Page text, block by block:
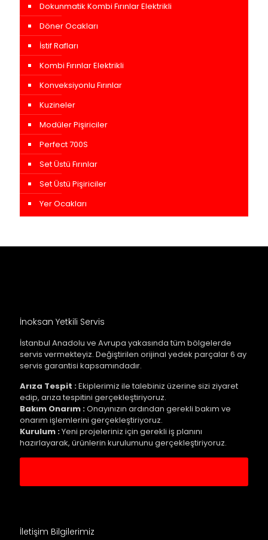
Dokunmatik Kombi Fırınlar Elektrikli
Döner Ocakları
İstif Rafları
Kombi Fırınlar Elektrikli
Konveksiyonlu Fırınlar
Kuzineler
Modüler Pişiriciler
Perfect 700S
Set Üstü Fırınlar
Set Üstü Pişiriciler
Yer Ocakları
İnoksan Yetkili Servis
İstanbul Anadolu ve Avrupa yakasında tüm bölgelerde
servis vermekteyiz. Değiştirilen orijinal yedek parçalar 6 ay
servis garantisi kapsamındadır.
Arıza Tespit :Ekiplerimiz ile talebiniz üzerine sizi ziyaret
edip, arıza tespitini gerçekleştiriyoruz.
Bakım Onarım :Onayınızın ardından gerekli bakım ve
onarım işlemlerini gerçekleştiriyoruz.
Kurulum :Yeni projeleriniz için gerekli iş planını
hazırlayarak, ürünlerin kurulumunu gerçekleştiriyoruz.
İletişim Bilgilerimiz